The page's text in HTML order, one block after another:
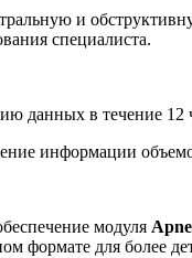
и
специалиста.
данных в течение
информации
модуля
формате для более